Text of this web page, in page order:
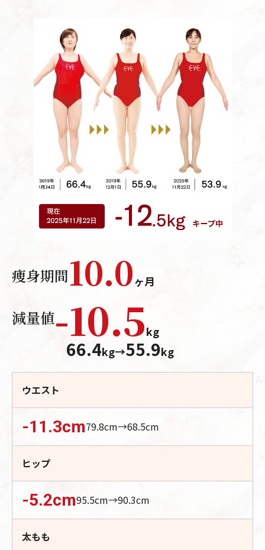
痩身期間10.0ヶ月
減量値-10.5kg
66.4kg→55.9kg
ウエスト
-11.3cm79.8cm→68.5cm
ヒップ
-5.2cm95.5cm→90.3cm
太もも